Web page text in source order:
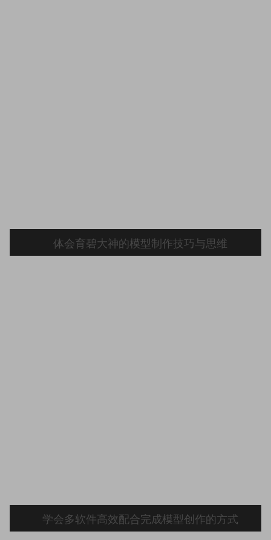
体会育碧大神的模型制作技巧与思维
学会多软件高效配合完成模型创作的方式